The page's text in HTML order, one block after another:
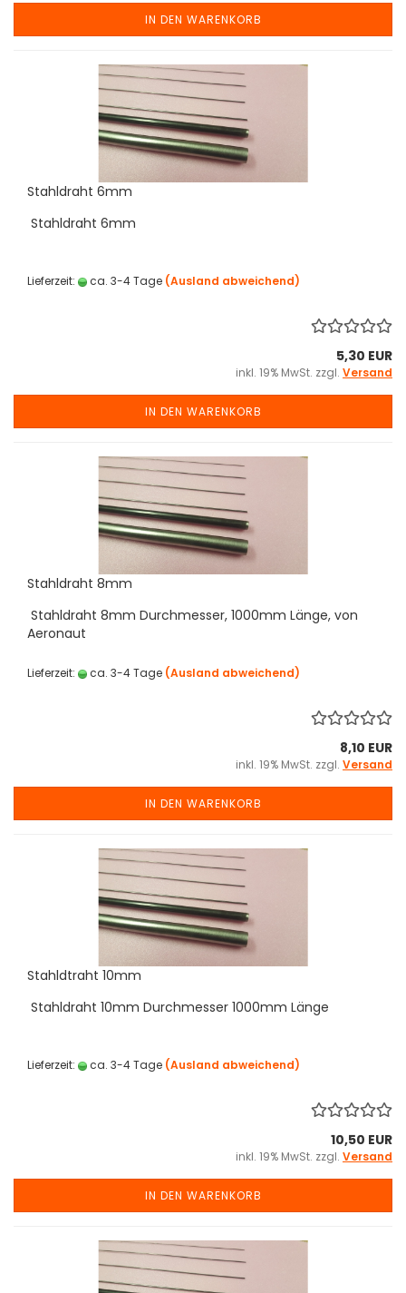
IN DEN WARENKORB
Stahldraht 6mm
Stahldraht 6mm
Lieferzeit: ca. 3-4 Tage (Ausland abweichend)
5,30 EUR
inkl. 19% MwSt. zzgl. Versand
IN DEN WARENKORB
Stahldraht 8mm
Stahldraht 8mm Durchmesser, 1000mm Länge, von
Aeronaut
Lieferzeit: ca. 3-4 Tage (Ausland abweichend)
8,10 EUR
inkl. 19% MwSt. zzgl. Versand
IN DEN WARENKORB
Stahldtraht 10mm
Stahldraht 10mm Durchmesser 1000mm Länge
Lieferzeit: ca. 3-4 Tage (Ausland abweichend)
10,50 EUR
inkl. 19% MwSt. zzgl. Versand
IN DEN WARENKORB